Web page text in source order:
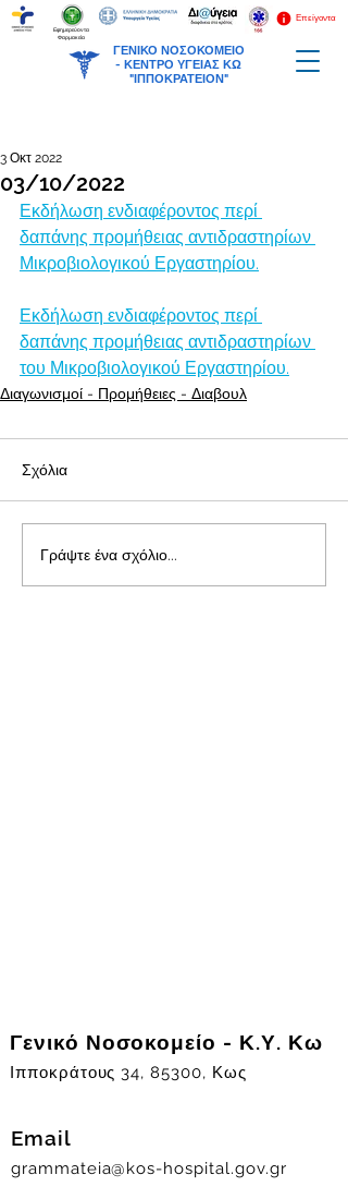
ΓΕΝΙΚΟ ΝΟΣΟΚΟΜΕΙΟ
- ΚΕΝΤΡΟ ΥΓΕΙΑΣ ΚΩ
"ΙΠΠΟΚΡΑΤΕΙΟΝ"
Επείγοντα
Εφημερεύοντα
Φαρμακεία
03/10/2022
3 Οκτ 2022
Εκδήλωση ενδιαφέροντος περί
δαπάνης προμήθειας αντιδραστηρίων
Μικροβιολογικού Εργαστηρίου.
Εκδήλωση ενδιαφέροντος περί
δαπάνης προμήθειας αντιδραστηρίων
του Μικροβιολογικού Εργαστηρίου.
Διαγωνισμοί - Προμήθειες - Διαβουλ
Σχόλια
Γράψτε ένα σχόλιο...
Γενικό Νοσοκομείο - Κ.Υ. Κω
Ιπποκράτους 34, 85300, Κως
Email
grammateia@kos-hospital.gov.gr